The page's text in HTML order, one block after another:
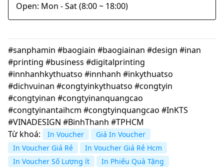
Open: Mon - Sat (8:00 ~ 18:00)
#sanphamin #baogiain #baogiainan #design #inan
#printing #business #digitalprinting
#innhanhkythuatso #innhanh #inkythuatso
#dichvuinan #congtyinkythuatso #congtyin
#congtyinan #congtyinanquangcao
#congtyinantaihcm #congtyinquangcao #InKTS
#VINADESIGN #BinhThanh #TPHCM
Từ khoá:
In Voucher
Giá In Voucher
In Voucher Giá Rẻ
In Voucher Giá Rẻ Hcm
In Voucher Số Lượng ít
In Phiếu Quà Tặng